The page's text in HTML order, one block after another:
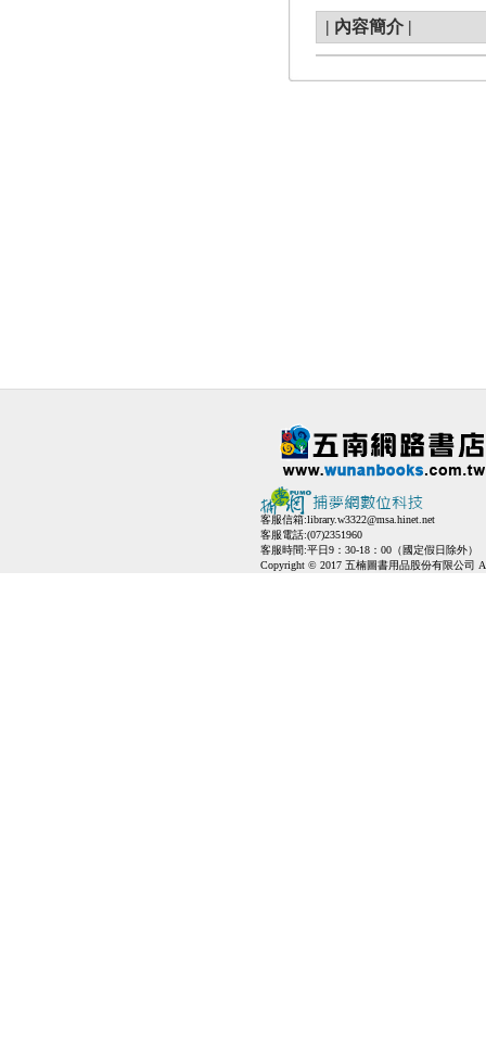
| 內容簡介 |
客服信箱:library.w3322@msa.hinet.net
客服電話:(07)2351960
客服時間:平日9：30-18：00（國定假日除外）
Copyright © 2017 五楠圖書用品股份有限公司